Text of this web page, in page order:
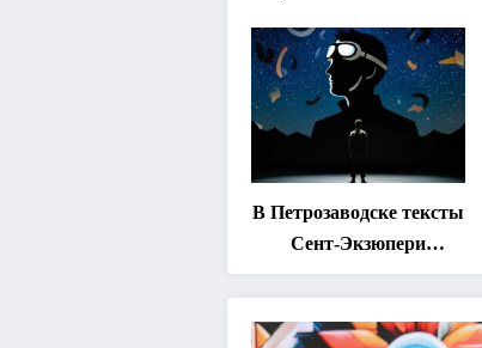
В Петрозаводске тексты
Сент-Экзюпери
переведут на язык
хореографии